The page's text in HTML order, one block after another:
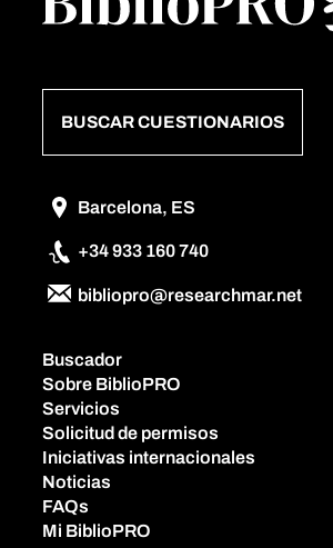
BUSCAR CUESTIONARIOS
Barcelona, ES
+34 933 160 740
bibliopro@researchmar.net
Buscador
Sobre BiblioPRO
Servicios
Solicitud de permisos
Iniciativas internacionales
Noticias
FAQs
Mi BiblioPRO